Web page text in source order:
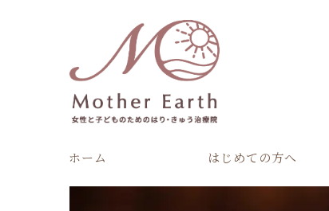
ホーム はじめての方へ